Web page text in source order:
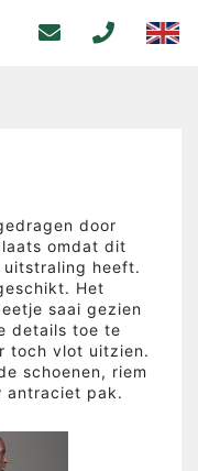
door
omdat dit
uitstraling heeft.
Het
saai gezien
details toe te
toch vlot uitzien.
schoenen, riem
antraciet pak.